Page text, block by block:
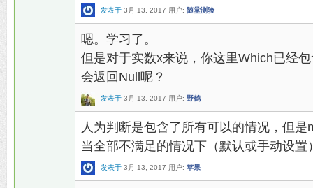
发表于 3月 13, 2017 用户: 随堂测验
嗯。学习了。
但是对于实数x来说，你这里Which已经
会返回Null呢？
发表于 3月 13, 2017 用户: 野鹤
人为判断是包含了所有可以的情况，但
当全部不满足的情况下（默认或手动设置
发表于 3月 13, 2017 用户: 苹果